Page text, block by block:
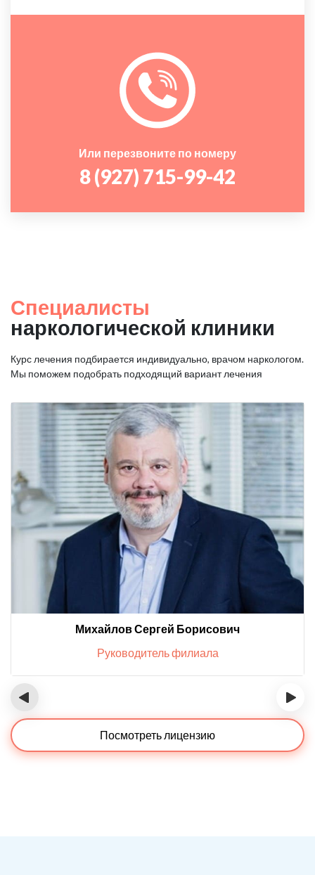
Или перезвоните по номеру
8 (927) 715-99-42
Специалисты
наркологической клиники
Курс лечения подбирается индивидуально, врачом наркологом.
Мы поможем подобрать подходящий вариант лечения
Михайлов Сергей Борисович
Руководитель филиала
‹ ›
Посмотреть лицензию